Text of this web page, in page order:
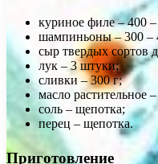
куриное филе – 400
шампиньоны – 300 –
сыр твердых сортов
лук – 3 штуки;
сливки – 300 г;
масло растительное
соль – щепотка;
перец – щепотка.
Приготовление